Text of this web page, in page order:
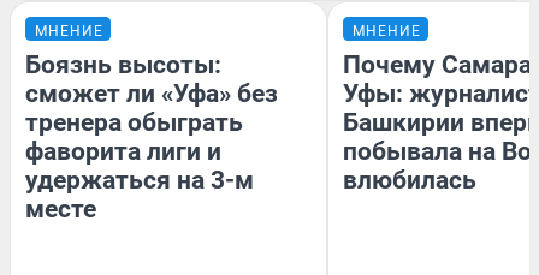
МНЕНИЕ
Боязнь высоты:
сможет ли «Уфа» без
тренера обыграть
фаворита лиги и
удержаться на 3-м
месте
МНЕНИЕ
Почему Самара
Уфы:
Башкирии
побывала на
влюбилась